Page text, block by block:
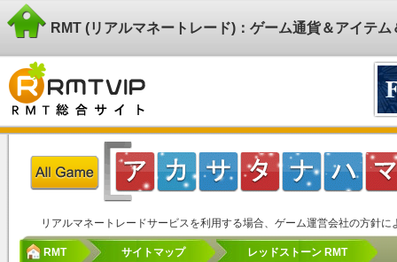
RMT (リアルマネートレード)：ゲーム通貨＆アイテ
リアルマネートレードサービスを利用する場合、ゲーム運営会社の方針
RMT サイトマップ レッドストーン RMT